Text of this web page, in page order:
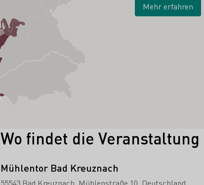
Mehr erfahren
Wo findet die
Mühlentor Bad Kreuznach
55543 Bad Kreuznach Mühlenstraße 10 Deutschland